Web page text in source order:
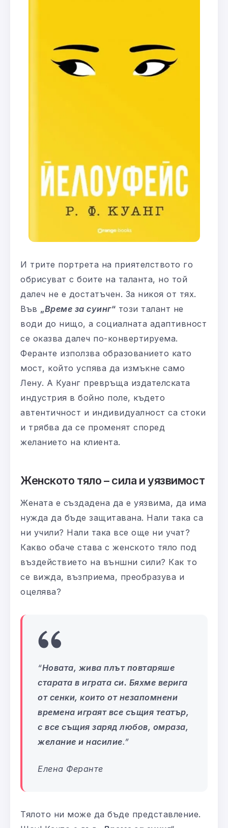
И трите портрета на приятелството го
обрисуват с боите на таланта, но той
далеч не е достатъчен. За никоя от тях.
Във „Време за суинг“ този талант не
води до нищо, а социалната адаптивност
се оказва далеч по-конвертируема.
Феранте използва образованието като
мост, който успява да измъкне само
Лену. А Куанг превръща издателската
индустрия в бойно поле, където
автентичност и индивидуалност са стоки
и трябва да се променят според
желанието на клиента.
Женското тяло – сила и уязвимост
Жената е създадена да е уязвима, да има
нужда да бъде защитавана. Нали така са
ни учили? Нали така все още ни учат?
Какво обаче става с женското тяло под
въздействието на външни сили? Как то
се вижда, възприема, преобразува и
оцелява?
“Новата, жива плът повтаряше
старата в играта си. Бяхме верига
от сенки, които от незапомнени
времена играят все същия театър,
с все същия заряд любов, омраза,
желание и насилие.”
Елена Феранте
Тялото ни може да бъде представление.